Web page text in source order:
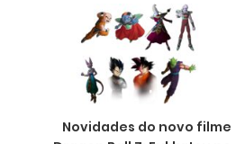
Novidades do novo filme